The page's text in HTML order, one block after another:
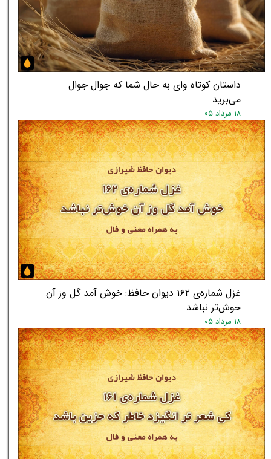
داستان کوتاه وای به حال شما که جوال جوال
می‌برید
۱۸ مرداد ۰۵
غزل شماره‌ی ۱۶۲ دیوان حافظ: خوش آمد گل وز آن
خوش‌تر نباشد
۱۸ مرداد ۰۵